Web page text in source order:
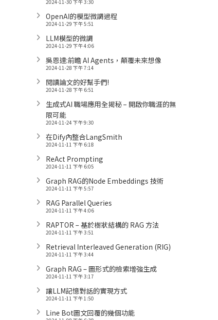
2024-11-30 下午 3:30
OpenAI的模型微調過程
2024-11-29 下午 5:51
LLM模型的微調
2024-11-29 下午 4:06
吳恩達:前瞻 AI Agents，顛覆未來想像
2024-11-28 下午 7:14
閱讀論文的好幫手們!
2024-11-28 下午 6:51
生成式AI 職場應用全揭秘 – 開啟你職涯的無
限可能
2024-11-24 下午 9:30
在Dify內整合LangSmith
2024-11-11 下午 6:18
ReAct Prompting
2024-11-11 下午 6:05
Graph RAG的Node Embeddings 技術
2024-11-11 下午 5:57
RAG Parallel Queries
2024-11-11 下午 4:06
RAPTOR – 基於樹狀結構的 RAG 方法
2024-11-11 下午 3:51
Retrieval Interleaved Generation (RIG)
2024-11-11 下午 3:44
Graph RAG – 圖形式的檢索增強生成
2024-11-11 下午 3:17
讓LLM記憶對話的實現方式
2024-11-11 下午 1:50
Line Bot圖文回覆的幾個功能